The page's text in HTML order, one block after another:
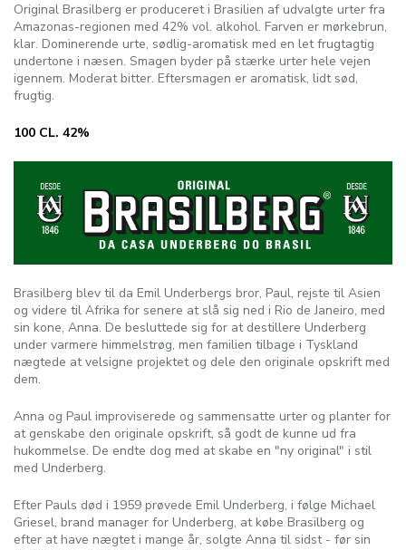
Original Brasilberg er produceret i Brasilien af ​​udvalgte urter fra
Amazonas-regionen med 42% vol. alkohol. Farven er mørkebrun,
klar. Dominerende urte, sødlig-aromatisk med en let frugtagtig
undertone i næsen. Smagen byder på stærke urter hele vejen
igennem. Moderat bitter. Eftersmagen er aromatisk, lidt sød,
frugtig.
100 CL. 42%
Brasilberg blev til da Emil Underbergs bror, Paul, rejste til Asien
og videre til Afrika for senere at slå sig ned i Rio de Janeiro, med
sin kone, Anna. De besluttede sig for at destillere Underberg
under varmere himmelstrøg, men familien tilbage i Tyskland
nægtede at velsigne projektet og dele den originale opskrift med
dem.
Anna og Paul improviserede og sammensatte urter og planter for
at genskabe den originale opskrift, så godt de kunne ud fra
hukommelse. De endte dog med at skabe en "ny original" i stil
med Underberg.
Efter Pauls død i 1959 prøvede Emil Underberg, i følge Michael
Griesel, brand manager for Underberg, at købe Brasilberg og
efter at have nægtet i mange år, solgte Anna til sidst - før sin